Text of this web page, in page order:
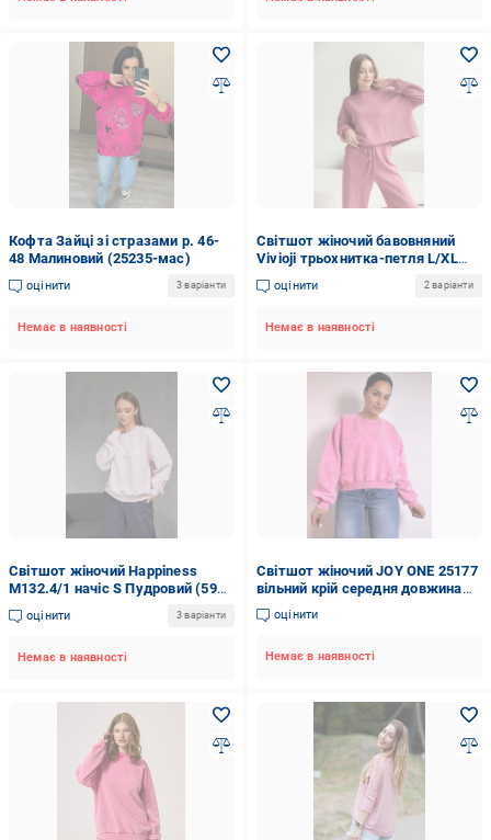
Кофта Зайці зі стразами р. 46-
48 Малиновий (25235-мас)
оцінити 3 варіанти
Немає в наявності
Світшот жіночий бавовняний
Vivioji трьохнитка-петля L/XL
(13065)
оцінити 2 варіанти
Немає в наявності
Світшот жіночий Happiness
М132.4/1 начіс S Пудровий (598-
1-60)
оцінити 3 варіанти
Немає в наявності
Світшот жіночий JOY ONE 25177
вільний крій середня довжина
варений тай-дай OS Рожевий
(3387)
оцінити
Немає в наявності